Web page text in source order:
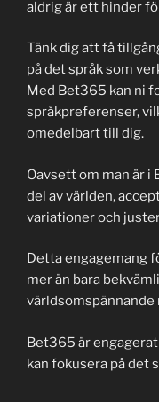
aldrig är ett hinder
Tänk dig att få
på det språk som
Med Bet365 kan ni
språkpreferenser,
omedelbart till dig.
Oavsett om man är i
del av världen,
variationer och
Detta engagemang
mer än bara
världsomspännande
Bet365 är
kan fokusera på det